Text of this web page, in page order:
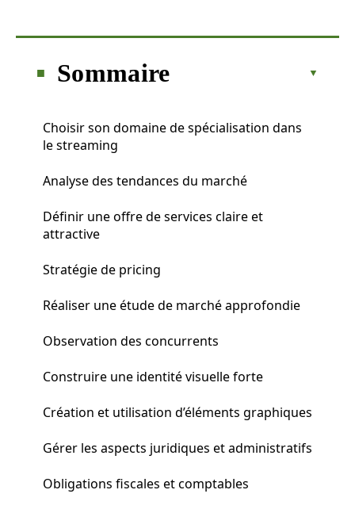
Sommaire
Choisir son domaine de spécialisation dans
le streaming
Analyse des tendances du marché
Définir une offre de services claire et
attractive
Stratégie de pricing
Réaliser une étude de marché approfondie
Observation des concurrents
Construire une identité visuelle forte
Création et utilisation d’éléments graphiques
Gérer les aspects juridiques et administratifs
Obligations fiscales et comptables